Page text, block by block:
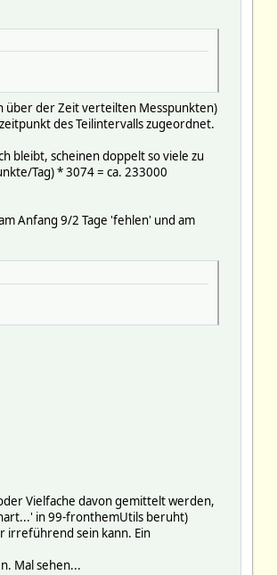
über der Zeit verteilten Messpunkten)
des Teilintervalls zugeordnet.
bleibt, scheinen doppelt so viele zu
Tag) * 3074 = ca. 233000
Anfang 9/2 Tage 'fehlen' und am
Vielfache davon gemittelt werden,
in 99-fronthemUtils beruht)
irreführend sein kann. Ein
Mal sehen...